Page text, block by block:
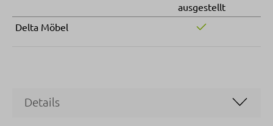
ausgestellt
Delta Möbel
Details